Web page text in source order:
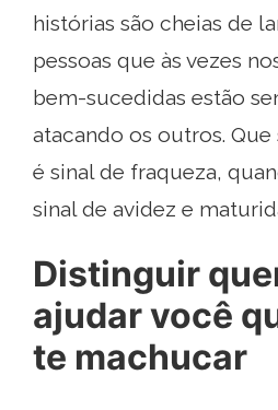
histórias são cheias de
pessoas que às vezes
bem-sucedidas estão
atacando os outros. Que
é sinal de fraqueza,
sinal de avidez e
Distinguir
ajudar você
te machucar